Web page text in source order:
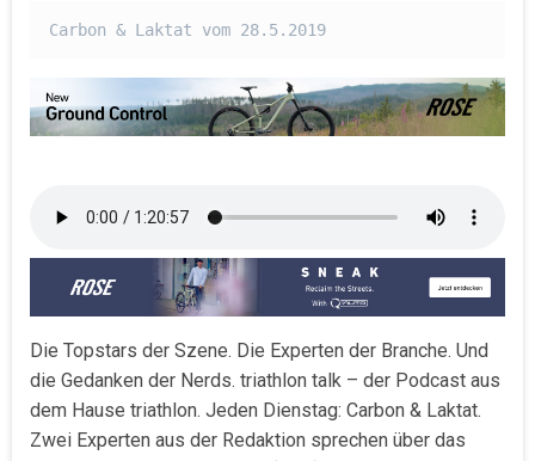
Carbon & Laktat vom 28.5.2019
Die Topstars der Szene. Die Experten der Branche. Und
die Gedanken der Nerds. triathlon talk – der Podcast aus
dem Hause triathlon. Jeden Dienstag: Carbon & Laktat.
Zwei Experten aus der Redaktion sprechen über das